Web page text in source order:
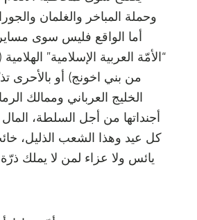
وحملة المباخر والغلمان
أما الواقع فليس سوى
“الأمّة العربية الإسلامية”
من بني اخونج) أو بالأحرى
الخليج العرباني وممالك
أجنداتها من أجل السلطة، المال
كل عيد وهذا الشعب الذليل،
يائس ولا عزاء لمن لا يملك